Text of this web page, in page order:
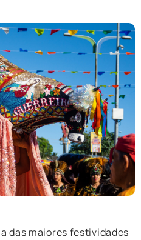
das maiores festividades